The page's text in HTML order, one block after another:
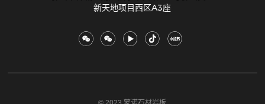
新天地项目西区A3座